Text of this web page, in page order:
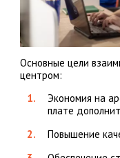
Основные цели
центром:
Экономия на
плате
Повышение